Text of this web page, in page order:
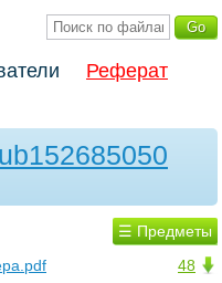
Реферат
☰ Предметы
48